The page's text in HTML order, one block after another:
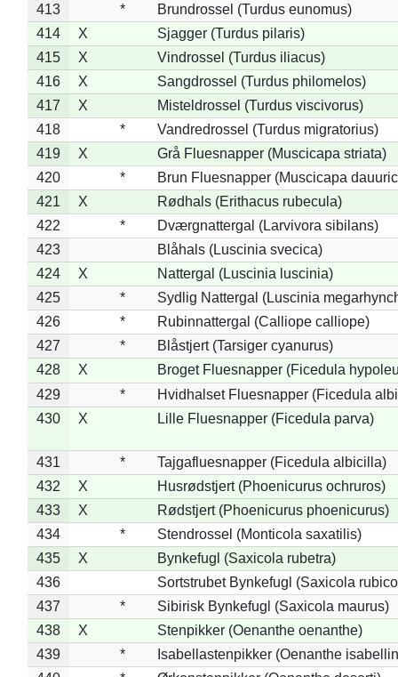
413
*
Brundrossel (Turdus eunomus)
414
X
Sjagger (Turdus pilaris)
415
X
Vindrossel (Turdus iliacus)
416
X
Sangdrossel (Turdus philomelos)
417
X
Misteldrossel (Turdus viscivorus)
418
*
Vandredrossel (Turdus migratorius)
419
X
Grå Fluesnapper (Muscicapa striata)
420
*
Brun Fluesnapper (Muscicapa
421
X
Rødhals (Erithacus rubecula)
422
*
Dværgnattergal (Larvivora sibilans)
423
Blåhals (Luscinia svecica)
424
X
Nattergal (Luscinia luscinia)
425
*
Sydlig Nattergal (Luscinia
426
*
Rubinnattergal (Calliope calliope)
427
*
Blåstjert (Tarsiger cyanurus)
428
X
Broget Fluesnapper (Ficedula
429
*
Hvidhalset Fluesnapper (Ficedula
430
X Lille Fluesnapper (Ficedula parva)
431 *
Tajgafluesnapper (Ficedula albicilla)
432
X
Husrødstjert (Phoenicurus ochruros)
433
X
Rødstjert (Phoenicurus phoenicurus)
434
*
Stendrossel (Monticola saxatilis)
435
X
Bynkefugl (Saxicola rubetra)
436
Sortstrubet Bynkefugl (Saxicola
437
*
Sibirisk Bynkefugl (Saxicola maurus)
438
X
Stenpikker (Oenanthe oenanthe)
439
*
Isabellastenpikker (Oenanthe